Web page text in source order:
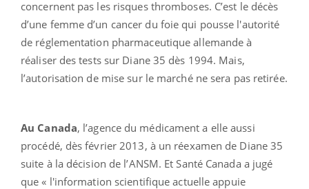
concernent pas les risques thromboses. C’est le décès
d’une femme d’un cancer du foie qui pousse l'autorité
de réglementation pharmaceutique allemande à
réaliser des tests sur Diane 35 dès 1994. Mais,
l’autorisation de mise sur le marché ne sera pas retirée.
Au Canada, l’agence du médicament a elle aussi
procédé, dès février 2013, à un réexamen de Diane 35
suite à la décision de l’ANSM. Et Santé Canada a jugé
que « l'information scientifique actuelle appuie